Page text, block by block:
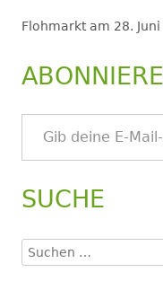
Flohmarkt am 28.
Gib deine E-Mail-Adresse ein ...
SUCHE
Suchen
nach: